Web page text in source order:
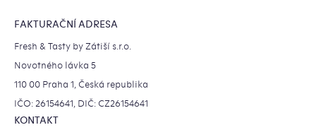
FAKTURAČNÍ ADRESA
Fresh & Tasty by Zátiší s.r.o.
Novotného lávka 5
110 00 Praha 1, Česká republika
IČO: 26154641, DIČ: CZ26154641
KONTAKT